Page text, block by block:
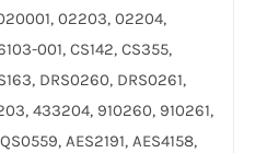
02203, 02204,
001, CS142, CS355,
DRS0260, DRS0261,
433204, 910260, 910261,
AES2191, AES4158,